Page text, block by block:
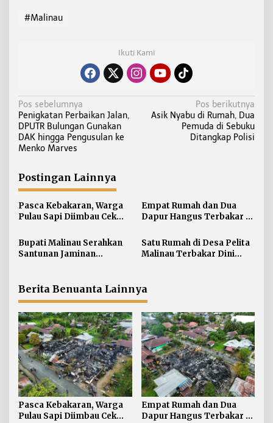
#Malinau
Ikuti Kami
N
a
v
i
a
s
i
p
o
s
Pos sebelumnya
Penigkatan Perbaikan Jalan,
DPUTR Bulungan Gunakan
DAK hingga Pengusulan ke
Menko Marves
Pos berikutnya
Asik Nyabu di Rumah, Dua
Pemuda di Sebuku
Ditangkap Polisi
Postingan Lainnya
Pasca Kebakaran, Warga
Pulau Sapi Diimbau Cek
Listrik saat Bepergian
Empat Rumah dan Dua
Dapur Hangus Terbakar di
Bupati Malinau Serahkan
Santunan Jaminan
Ketenagakerjaan bagi 500
Pekerja Rentan
Satu Rumah di Desa Pelita
Malinau Terbakar Dini
Berita Benuanta Lainnya
Pasca Kebakaran, Warga
Pulau Sapi Diimbau Cek
Empat Rumah dan Dua
Dapur Hangus Terbakar di